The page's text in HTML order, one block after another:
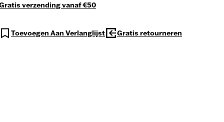
verzending vanaf €50
Toevoegen Aan Verlanglijst Gratis retourneren